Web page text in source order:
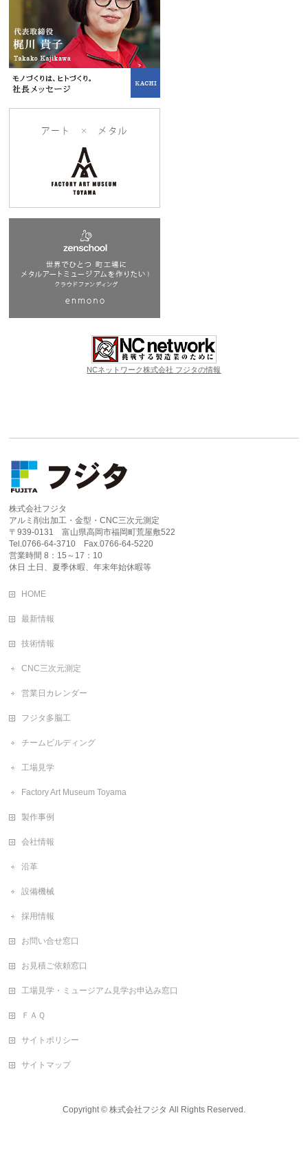
NCネットワーク株式会社 フジタの情報
株式会社フジタ
アルミ削出加工・金型・CNC三次元測定
〒939-0131 富山県高岡市福岡町荒屋敷522
Tel.0766-64-3710 Fax.0766-64-5220
営業時間 8：15～17：10
休日 土日、夏季休暇、年末年始休暇等
HOME
最新情報
技術情報
CNC三次元測定
営業日カレンダー
フジタ多脳工
チームビルディング
工場見学
Factory Art Museum Toyama
製作事例
会社情報
沿革
設備機械
採用情報
お問い合せ窓口
お見積ご依頼窓口
工場見学・ミュージアム見学お申込み窓口
ＦＡＱ
サイトポリシー
サイトマップ
Copyright © 株式会社フジタ All Rights Reserved.